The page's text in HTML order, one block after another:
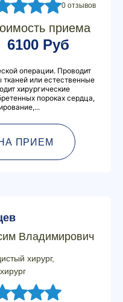
0 отзывов
приема
6100 Руб
операции. Проводит
или естественные
хирургические
пороках сердца,
ПРИЕМ
Владимирович
хирург,